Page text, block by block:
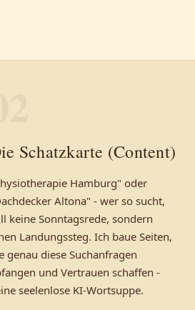
Schatzkarte (Content)
Hamburg" oder
Altona" - wer so sucht,
keine Sonntagsrede, sondern
Landungssteg. Ich baue Seiten,
genau diese Suchanfragen
und Vertrauen schaffen -
seelenlose KI-Wortsuppe.